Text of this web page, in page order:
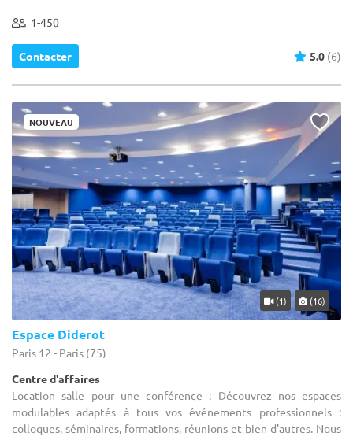
1-450
Contacter 5.0 (6)
NOUVEAU
(1) (16)
Espace Diderot
Paris 12 - Paris (75)
Centre d'affaires
Location salle pour une conférence : Découvrez nos espaces
modulables adaptés à tous vos événements professionnels :
colloques, séminaires, formations, réunions et bien d'autres. Nous